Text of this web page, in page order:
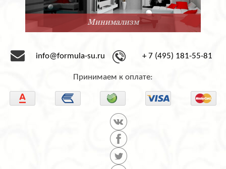
Минимализм
info@formula-su.ru + 7 (495) 181-55-81
Принимаем к оплате: